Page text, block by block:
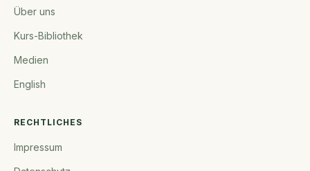
Über uns
Kurs-Bibliothek
Medien
English
RECHTLICHES
Impressum